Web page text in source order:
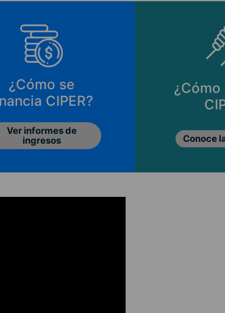
¿Cómo se
CIPER?
Ver informes de
ingresos
Conoce